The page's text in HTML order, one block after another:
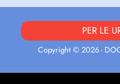
PER LE
Copyright © 2026 -